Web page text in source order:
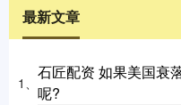
最新文章
1、
石匠配资 如果美国衰
呢?